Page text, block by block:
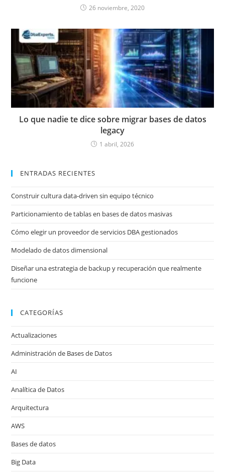
26 noviembre, 2020
Lo que nadie te dice sobre migrar bases de datos
legacy
1 abril, 2026
ENTRADAS RECIENTES
Construir cultura data-driven sin equipo técnico
Particionamiento de tablas en bases de datos masivas
Cómo elegir un proveedor de servicios DBA gestionados
Modelado de datos dimensional
Diseñar una estrategia de backup y recuperación que realmente
funcione
CATEGORÍAS
Actualizaciones
Administración de Bases de Datos
AI
Analítica de Datos
Arquitectura
AWS
Bases de datos
Big Data